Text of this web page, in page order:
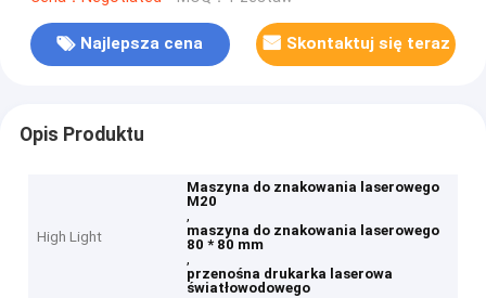
Najlepsza cena Skontaktuj się teraz
Opis Produktu
High Light
Maszyna do znakowania laserowego
M20
,
maszyna do znakowania laserowego
80 * 80 mm
,
przenośna drukarka laserowa
światłowodowego